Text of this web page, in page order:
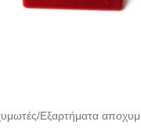
/Εξαρτήματα